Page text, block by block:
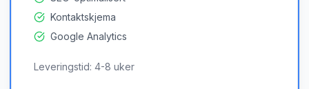
Kontaktskjema
Google Analytics
Leveringstid: 4-8 uker